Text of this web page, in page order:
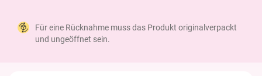
Für eine Rücknahme muss das Produkt originalverpackt
und ungeöffnet sein.